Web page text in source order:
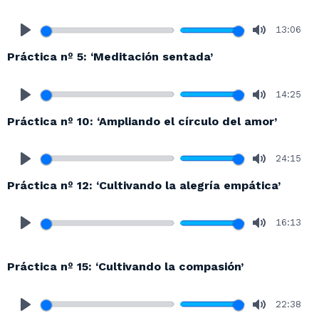
13:06
Práctica nº 5: ‘Meditación sentada’
14:25
Práctica nº 10: ‘Ampliando el círculo del amor’
24:15
Práctica nº 12: ‘Cultivando la alegría empática’
16:13
Práctica nº 15: ‘Cultivando la compasión’
22:38